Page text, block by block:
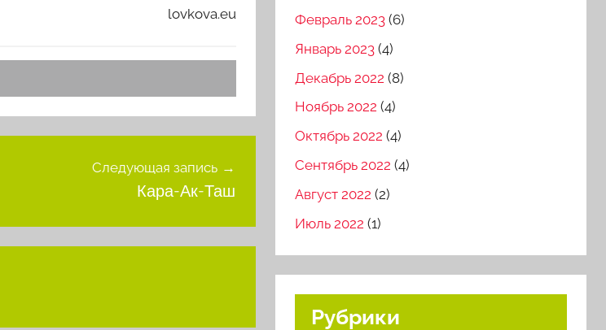
lovkova.eu
Следующая запись
Кара-Ак-Таш
Февраль 2023 (6)
Январь 2023 (4)
Декабрь 2022 (8)
Ноябрь 2022 (4)
Октябрь 2022 (4)
Сентябрь 2022 (4)
Август 2022 (2)
Июль 2022 (1)
Рубрики